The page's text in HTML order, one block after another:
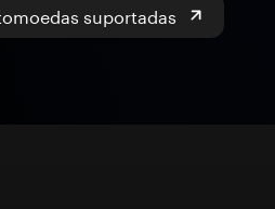
suportadas